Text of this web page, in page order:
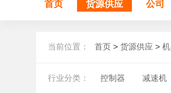
首页 货源供应 公司
当前位置： 首页 > 货源供应 >
行业分类： 控制器 减速机